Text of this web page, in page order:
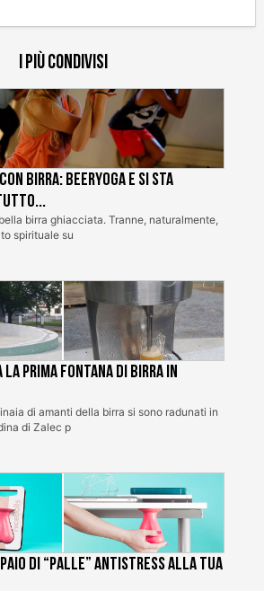
I più condivisi
Birra: BeerYoga e si sta
birra ghiacciata. Tranne, naturalmente,
spirituale su
la prima fontana di birra in
di amanti della birra si sono radunati in
di Zalec p
di “palle” antistress alla tua